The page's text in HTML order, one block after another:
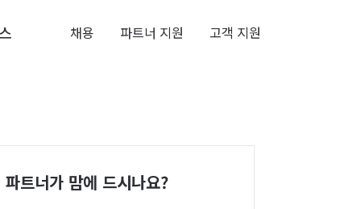
채용 파트너 지원 고객 지원
파트너가 맘에 드시나요?